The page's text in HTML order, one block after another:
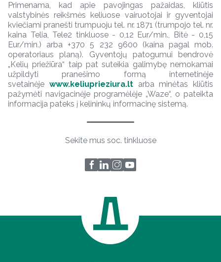
Primenama, kad apie pavojingas pažaidas, kliūtis
valstybinės reikšmės keliuose vairuotojai ir gyventojai
kviečiami pranešti trumpuoju tel. nr. 1871 (trumpojo tel. nr.
kaina Telia, Tele2 tinkluose - 0,12 Eur/min., Bitė - 0,15
Eur/min.) arba +370 5 232 9600 (kaina pagal mob.
operatoriaus planą). Gyventojų patogumui bendrovė
„Kelių priežiūra“ taip pat suteikia galimybę nemokamai
užpildyti pranešimo formą internetinėje
svetainėje www.keliuprieziura.ltarba minėtas kliūtis
pažymėti navigacinėje programėlėje „Waze“, o pateikta
informacija pateks į kelininkų informacinę sistemą.
Sekite mus soc. tinkluose